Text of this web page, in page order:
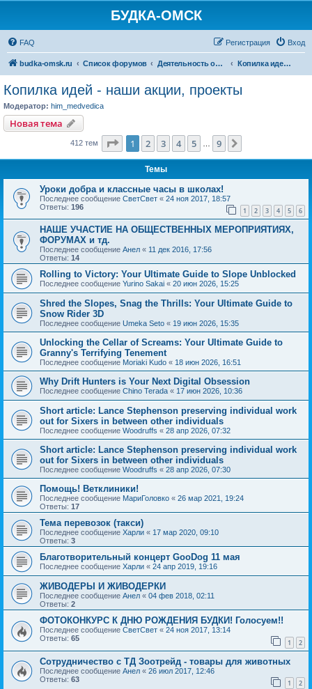
БУДКА-ОМСК
FAQ Вход
Регистрация
budka-omsk.ru Список форумов Деятельность организации Копилка идей - наши акции, проекты
Копилка идей - наши акции, проекты
Модератор: him_medvedica
Новая тема
412 тем Страница из
1 2 3 4 5 9
Темы
Уроки добра и класcные часы в школах!
Последнее сообщение СветСвет « 24 ноя 2017, 18:57
Ответы: 196 1 2 3 4 5 6
НАШЕ УЧАСТИЕ НА ОБЩЕСТВЕННЫХ МЕРОПРИЯТИЯХ,
ФОРУМАХ и тд.
Последнее сообщение Анел « 11 дек 2016, 17:56
Ответы: 14
Rolling to Victory: Your Ultimate Guide to Slope Unblocked
Последнее сообщение Yurino Sakai « 20 июн 2026, 15:25
Shred the Slopes, Snag the Thrills: Your Ultimate Guide to
Snow Rider 3D
Последнее сообщение Umeka Seto « 19 июн 2026, 15:35
Unlocking the Cellar of Screams: Your Ultimate Guide to
Granny's Terrifying Tenement
Последнее сообщение Moriaki Kudo « 18 июн 2026, 16:51
Why Drift Hunters is Your Next Digital Obsession
Последнее сообщение Chino Terada « 17 июн 2026, 10:36
Short article: Lance Stephenson preserving individual work
out for Sixers in between other individuals
Последнее сообщение Woodruffs « 28 апр 2026, 07:32
Short article: Lance Stephenson preserving individual work
out for Sixers in between other individuals
Последнее сообщение Woodruffs « 28 апр 2026, 07:30
Помощь! Ветклиники!
Последнее сообщение МариГоловко « 26 мар 2021, 19:24
Ответы: 17
Тема перевозок (такси)
Последнее сообщение Харли « 17 мар 2020, 09:10
Ответы: 3
Благотворительный концерт GooDog 11 мая
Последнее сообщение Харли « 24 апр 2019, 19:16
ЖИВОДЕРЫ И ЖИВОДЕРКИ
Последнее сообщение Анел « 04 фев 2018, 02:11
Ответы: 2
ФОТОКОНКУРС К ДНЮ РОЖДЕНИЯ БУДКИ! Голосуем!!
Последнее сообщение СветСвет « 24 ноя 2017, 13:14
Ответы: 65 1 2
Сотрудничество с ТД Зоотрейд - товары для животных
Последнее сообщение Анел « 26 июл 2017, 12:46
Ответы: 63 1 2